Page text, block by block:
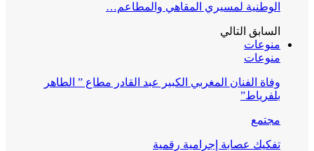
الوطنية لمسيري المقاهي والمطاعم…
السابق التالي
منوعات
منوعات
وفاة الفنان المغربي الكبير عبد القادر مطاع ” الطاهر
بلفرياط”
مجتمع
تفكيك عصابة إجرامية رقمية